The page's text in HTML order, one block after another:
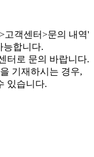
고객센터>문의 내역'
능합니다.
터로 문의 바랍니다.
기재하시는 경우,
있습니다.